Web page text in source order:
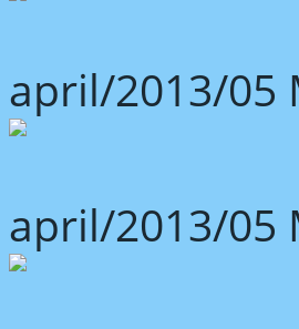
april/2013/05
april/2013/05